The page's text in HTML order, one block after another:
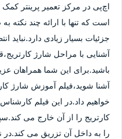
اچ‌پی در مرکز تعمیر پرینتر
است که تنها با ارائه چند نکته
جزئیات بسیار زیادی دارد.نباید
آشنایی با مراحل شارژ
باشید.برای این شما همراهان
آشنا شوید،فیلم آموزش شارژ
خواهیم داد.در این فیلم
کارتریج را از آن خارج می
را به داخل آن تزریق می